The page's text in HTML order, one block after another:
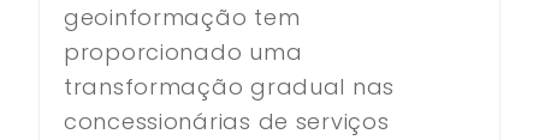
geoinformação tem
proporcionado uma
transformação gradual nas
concessionárias de serviços